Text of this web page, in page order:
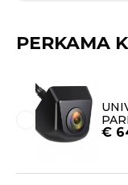
PERKAMA
€